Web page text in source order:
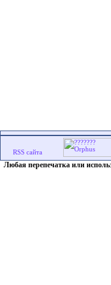
Любая перепечатка или